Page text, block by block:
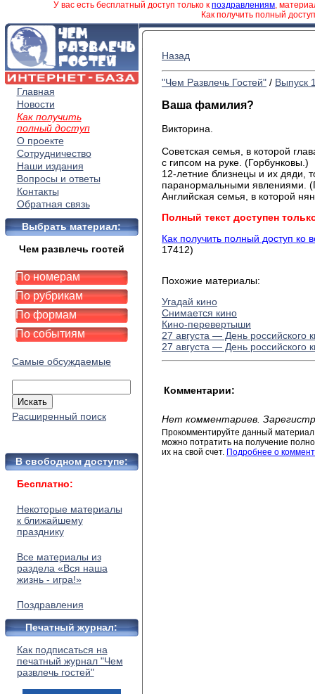
У вас есть бесплатный доступ только к поздравлениям,
Как получить полный
Главная
Новости
Как получить
полный доступ
О проекте
Сотрудничество
Наши издания
Вопросы и ответы
Контакты
Обратная связь
Выбрать материал:
Чем развлечь гостей
По номерам
По рубрикам
По формам
По событиям
Самые обсуждаемые
Расширенный поиск
В свободном доступе:
Бесплатно:
Некоторые материалы
к ближайшему
празднику
Все материалы из
раздела «Вся наша
жизнь - игра!»
Поздравления
Печатный журнал:
Как подписаться на
печатный журнал "Чем
развлечь гостей"
Назад
"Чем Развлечь Гостей" / Выпуск
Ваша фамилия?
Викторина.
Советская семья, в которой
с гипсом на руке. (Горбунковы.)
12-летние близнецы и их дяди,
паранормальными явлениями.
Английская семья, в которой
Полный текст доступен
Как получить полный доступ ко
17412)
Похожие материалы:
Угадай кино
Снимается кино
Кино-перевертыши
27 августа — День российского
27 августа — День российского
Комментарии:
Нет комментариев.
Прокомментируйте данный
можно потратить на получение
их на свой счет. Подробнее о